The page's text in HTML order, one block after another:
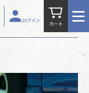
ログイン
カート